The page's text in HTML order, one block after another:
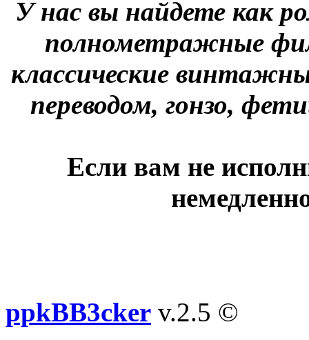
У нас вы найдете как
полнометражные
классические
переводом, гонзо,
Если вам не
ppkBB3cker v.2.5 ©